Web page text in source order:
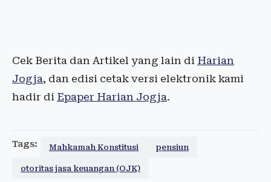
Cek Berita dan Artikel yang lain di Harian
Jogja, dan edisi cetak versi elektronik kami
hadir di Epaper Harian Jogja.
Tags: Mahkamah Konstitusi pensiun
otoritas jasa keuangan (OJK)